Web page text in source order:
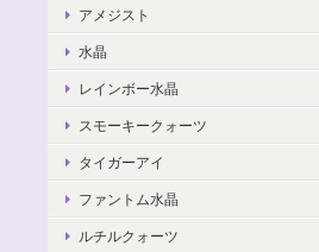
アメジスト
水晶
レインボー水晶
スモーキークォーツ
タイガーアイ
ファントム水晶
ルチルクォーツ